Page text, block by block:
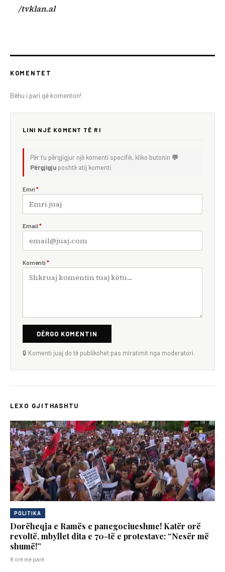
/tvklan.al
KOMENTET
Bëhu i pari që komenton!
LINI NJË KOMENT TË RI
Për t'u përgjigjur një komenti specifik, kliko butonin 💬
Përgjigju poshtë atij komenti.
Emri *
Email *
Komenti *
DËRGO KOMENTIN
🔒 Komenti juaj do të publikohet pas miratimit nga moderatori.
LEXO GJITHASHTU
POLITIKA
Dorëheqja e Ramës e panegociueshme! Katër orë
revoltë, mbyllet dita e 70-të e protestave: “Nesër më
shumë!”
8 orë më parë